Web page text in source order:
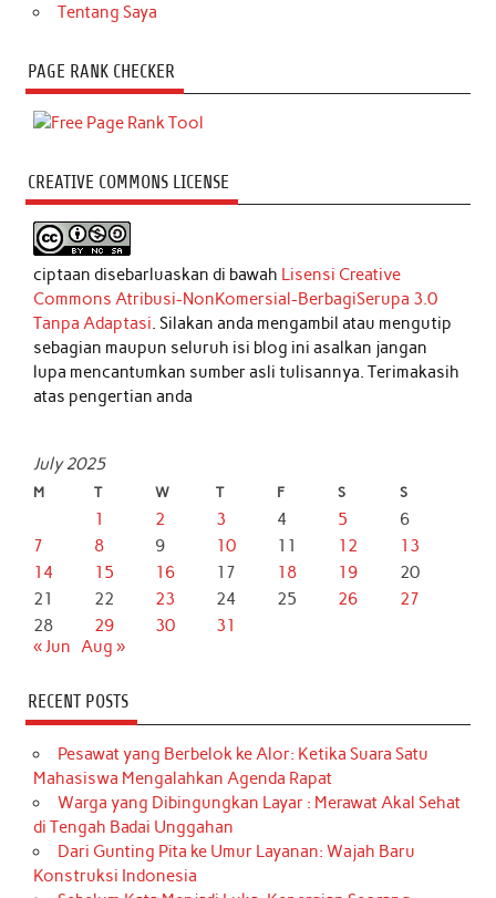
Tentang Saya
PAGE RANK CHECKER
CREATIVE COMMONS LICENSE
ciptaan disebarluaskan di bawah Lisensi Creative
Commons Atribusi-NonKomersial-BerbagiSerupa 3.0
Tanpa Adaptasi. Silakan anda mengambil atau mengutip
sebagian maupun seluruh isi blog ini asalkan jangan
lupa mencantumkan sumber asli tulisannya. Terimakasih
atas pengertian anda
July 2025
M T W T F S S
1 2 3 4 5
6
7
8 9 10 11 12
13
14
15 16 17 18 19
20
21
22 23 24 25 26
27
28
29 30
31
« Jun Aug »
RECENT POSTS
Pesawat yang Berbelok ke Alor: Ketika Suara Satu
Mahasiswa Mengalahkan Agenda Rapat
Warga yang Dibingungkan Layar : Merawat Akal Sehat
di Tengah Badai Unggahan
Dari Gunting Pita ke Umur Layanan: Wajah Baru
Konstruksi Indonesia